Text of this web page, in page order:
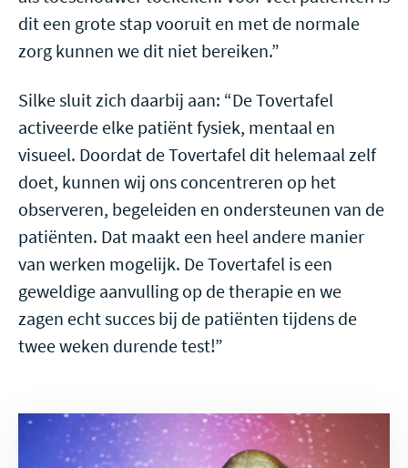
dit een grote stap vooruit en met de normale
zorg kunnen we dit niet bereiken.”
Silke sluit zich daarbij aan: “De Tovertafel
activeerde elke patiënt fysiek, mentaal en
visueel. Doordat de Tovertafel dit helemaal zelf
doet, kunnen wij ons concentreren op het
observeren, begeleiden en ondersteunen van de
patiënten. Dat maakt een heel andere manier
van werken mogelijk. De Tovertafel is een
geweldige aanvulling op de therapie en we
zagen echt succes bij de patiënten tijdens de
twee weken durende test!”
Direct
contact